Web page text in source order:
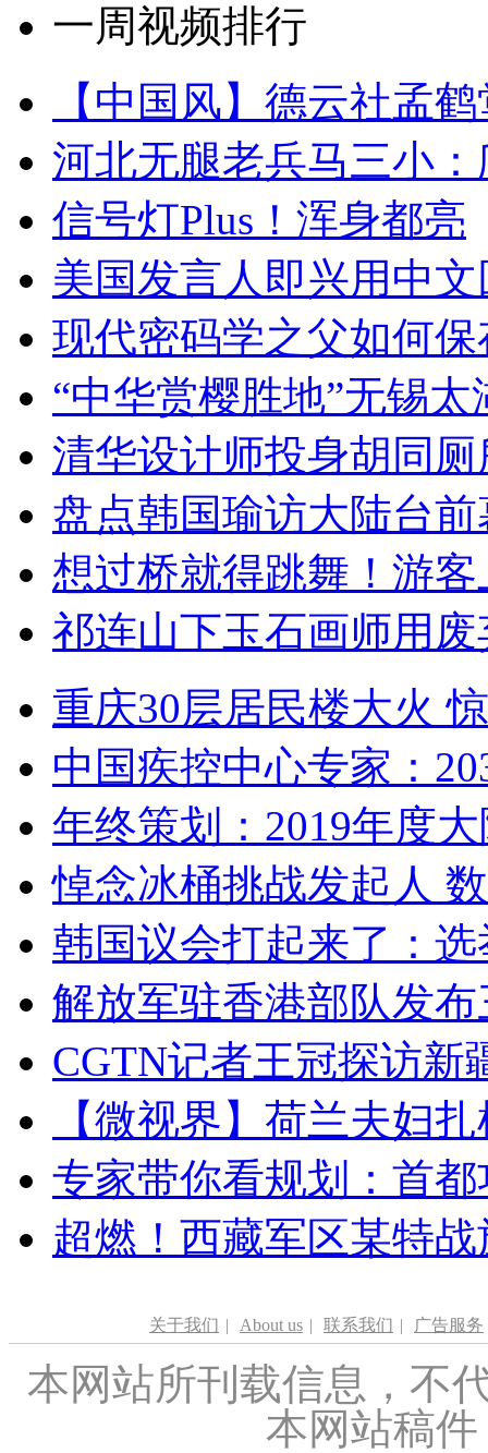
一周视频排行
【中国风】德云社孟
河北无腿老兵马三小
信号灯Plus！浑身都亮
美国发言人即兴用中
现代密码学之父如何
“中华赏樱胜地”无锡
清华设计师投身胡同
盘点韩国瑜访大陆台
想过桥就得跳舞！游客
祁连山下玉石画师用
重庆30层居民楼大火
中国疾控中心专家：
年终策划：2019年度
悼念冰桶挑战发起人
韩国议会打起来了：
解放军驻香港部队发
CGTN记者王冠探访新
【微视界】荷兰夫妇
专家带你看规划：首
超燃！西藏军区某特
关于我们 | About us | 联系我们 | 广告服务
本网站所刊载信息，不
本网站稿